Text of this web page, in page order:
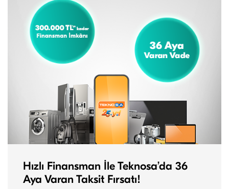
Hızlı Finansman İle Teknosa’da 36
Aya Varan Taksit Fırsatı!